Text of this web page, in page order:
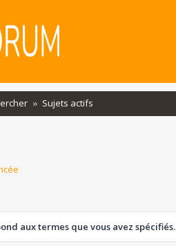
Sujets actifs
aux termes que vous avez spécifiés.